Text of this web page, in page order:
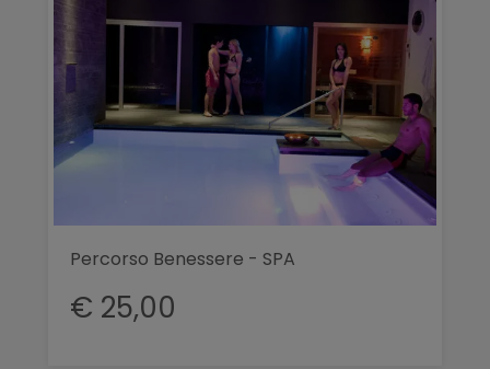
Percorso Benessere - SPA
€ 25,00